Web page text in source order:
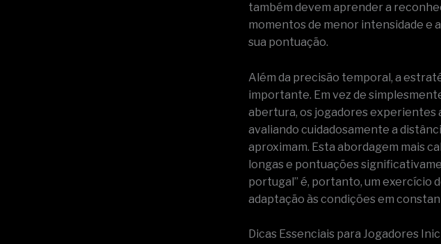
também devem aprender a
momentos de menor intensidade e
sua pontuação.
Além da precisão temporal, a
importante. Em vez de
abertura, os jogadores experientes
avaliando cuidadosamente a
aproximam. Esta abordagem mais
longas e pontuações
portugal” é, portanto, um exercício
adaptação às condições em
Dicas Essenciais para Jogadores